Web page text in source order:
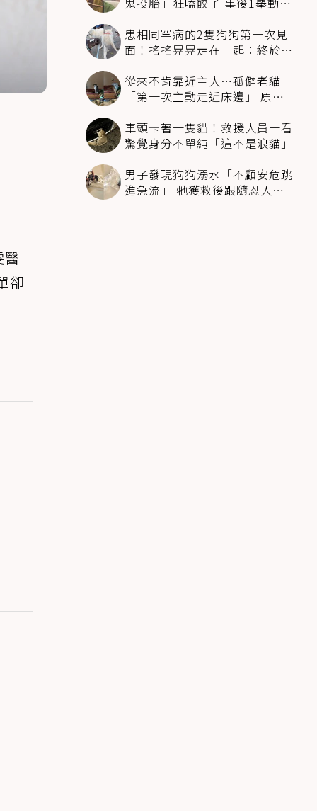
卻
患相同罕病的2隻狗狗第一次見
面！搖搖晃晃走在一起：終於找
從來不肯靠近主人…孤僻老貓
「第一次主動走近床邊」 原因
車頭卡著一隻貓！救援人員一看
驚覺身分不單純「這不是浪貓」
男子發現狗狗溺水「不顧安危跳
進急流」 牠獲救後跟隨恩人不